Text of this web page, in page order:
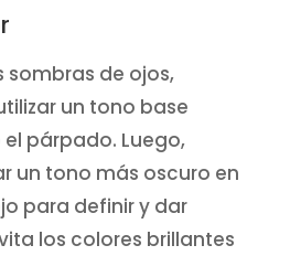
sombras de ojos,
un tono base
párpado. Luego,
un tono más oscuro en
para definir y dar
los colores brillantes